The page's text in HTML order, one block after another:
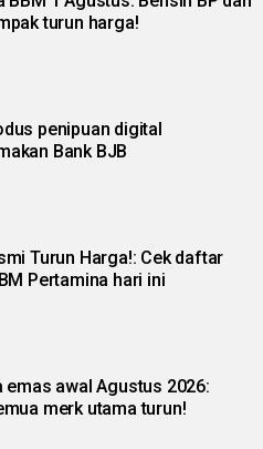
turun harga!
penipuan digital
Bank BJB
Turun Harga!: Cek daftar
Pertamina hari ini
emas awal Agustus 2026:
merk utama turun!